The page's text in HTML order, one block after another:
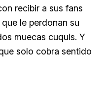
recibir a sus fans
que le perdonan su
muecas cuquis. Y
solo cobra sentido